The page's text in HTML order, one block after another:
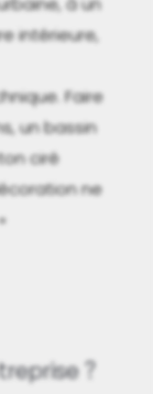
intérieure,
Faire
un bassin
ciré
ne
?